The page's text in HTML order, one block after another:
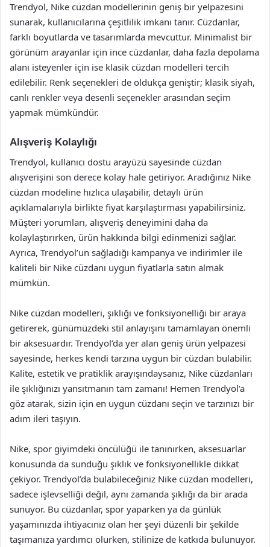
Trendyol, Nike cüzdan modellerinin geniş bir yelpazesini
sunarak, kullanıcılarına çeşitlilik imkanı tanır. Cüzdanlar,
farklı boyutlarda ve tasarımlarda mevcuttur. Minimalist bir
görünüm arayanlar için ince cüzdanlar, daha fazla depolama
alanı isteyenler için ise klasik cüzdan modelleri tercih
edilebilir. Renk seçenekleri de oldukça geniştir; klasik siyah,
canlı renkler veya desenli seçenekler arasından seçim
yapmak mümkündür.
Alışveriş Kolaylığı
Trendyol, kullanıcı dostu arayüzü sayesinde cüzdan
alışverişini son derece kolay hale getiriyor. Aradığınız Nike
cüzdan modeline hızlıca ulaşabilir, detaylı ürün
açıklamalarıyla birlikte fiyat karşılaştırması yapabilirsiniz.
Müşteri yorumları, alışveriş deneyimini daha da
kolaylaştırırken, ürün hakkında bilgi edinmenizi sağlar.
Ayrıca, Trendyol’un sağladığı kampanya ve indirimler ile
kaliteli bir Nike cüzdanı uygun fiyatlarla satın almak
mümkün.
Nike cüzdan modelleri, şıklığı ve fonksiyonelliği bir araya
getirerek, günümüzdeki stil anlayışını tamamlayan önemli
bir aksesuardır. Trendyol’da yer alan geniş ürün yelpazesi
sayesinde, herkes kendi tarzına uygun bir cüzdan bulabilir.
Kalite, estetik ve pratiklik arayışındaysanız, Nike cüzdanları
ile şıklığınızı yansıtmanın tam zamanı! Hemen Trendyol’a
göz atarak, sizin için en uygun cüzdanı seçin ve tarzınızı bir
adım ileri taşıyın.
Nike, spor giyimdeki öncülüğü ile tanınırken, aksesuarlar
konusunda da sunduğu şıklık ve fonksiyonellikle dikkat
çekiyor. Trendyol’da bulabileceğiniz Nike cüzdan modelleri,
sadece işlevselliği değil, aynı zamanda şıklığı da bir arada
sunuyor. Bu cüzdanlar, spor yaparken ya da günlük
yaşamınızda ihtiyacınız olan her şeyi düzenli bir şekilde
taşımanıza yardımcı olurken, stilinize de katkıda bulunuyor.